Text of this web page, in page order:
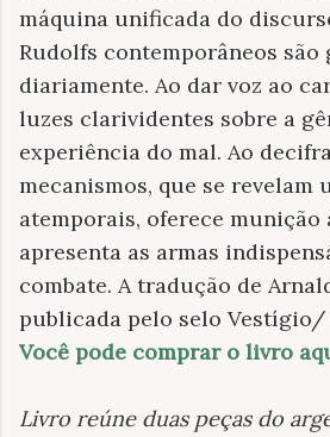
máquina unificada do
Rudolfs contemporâneos são
diariamente. Ao dar voz ao
luzes clarividentes sobre a
experiência do mal. Ao
mecanismos, que se revelam
atemporais, oferece munição
apresenta as armas
combate. A tradução de
publicada pelo selo
Você pode comprar o livro
Livro reúne duas peças do